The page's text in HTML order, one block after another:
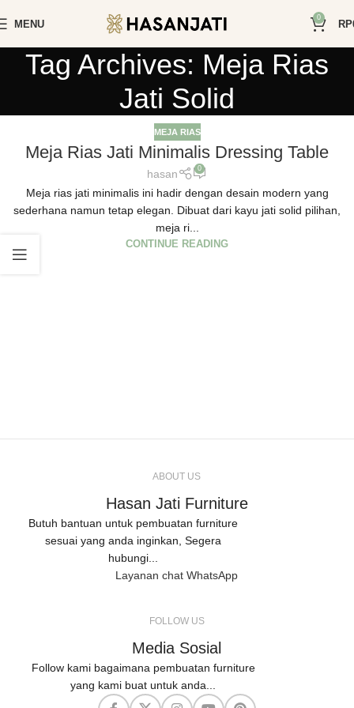
MENU
0
RP
Tag Archives: Meja Rias
Jati Solid
MEJA RIAS
Meja Rias Jati Minimalis Dressing Table
hasan 0
Meja rias jati minimalis ini hadir dengan desain modern yang
sederhana namun tetap elegan. Dibuat dari kayu jati solid pilihan,
meja ri...
CONTINUE READING
ABOUT US
Hasan Jati Furniture
Butuh bantuan untuk pembuatan furniture
sesuai yang anda inginkan, Segera
hubungi...
Layanan chat WhatsApp
FOLLOW US
Media Sosial
Follow kami bagaimana pembuatan furniture
yang kami buat untuk anda...